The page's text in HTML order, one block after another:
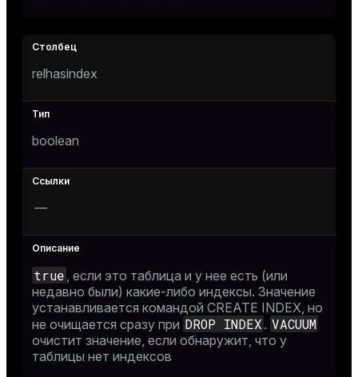
relhasindex
boolean
—
true , если это таблица и у нее есть (или
недавно были) какие-либо индексы. Значение
устанавливается командой CREATE INDEX, но
не очищается сразу при DROP INDEX . VACUUM
очистит значение, если обнаружит, что у
таблицы нет индексов